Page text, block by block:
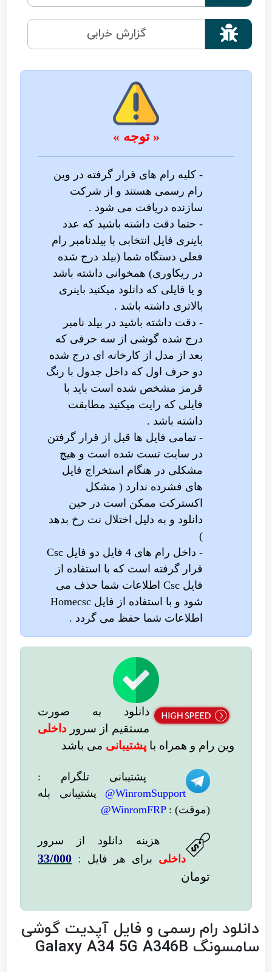
 گزارش خرابی
« توجه »
- کلیه رام های قرار گرفته در وین
رام رسمی هستند و از شرکت
سازنده دریافت می شود .
- حتما دقت داشته باشید که عدد
باینری فایل انتخابی با بیلدنامبر رام
فعلی دستگاه شما (بیلد درج شده
در ریکاوری) همخوانی داشته باشد
و یا فایلی که دانلود میکنید باینری
بالاتری داشته باشد .
- دقت داشته باشید در بیلد نامبر
درج شده گوشی از سه حرفی که
بعد از مدل از کارخانه ای درج شده
دو حرف اول که داخل جدول با رنگ
قرمز مشخص شده است باید با
فایلی که رایت میکنید مطابقت
داشته باشد .
- تمامی فایل ها قبل از قرار گرفتن
در سایت تست شده است و هیچ
مشکلی در هنگام استخراج فایل
های فشرده ندارد ( مشکل
اکسترکت ممکن است در حین
دانلود و به دلیل اختلال نت رخ بدهد
)
- داخل رام های 4 فایل دو فایل Csc
قرار گرفته است که با استفاده از
فایل Csc اطلاعات شما حذف می
شود و با استفاده از فایل Homecsc
اطلاعات شما حفظ می گردد .
دانلود به صورت
مستقیم از سرورداخلی
وین رام و همراه باپشتیبانی می باشد
پشتیبانی تلگرام :
WinromSupport@
پشتیبانی بله
(موقت) : WinromFRP@
هزینه دانلود از سرور
داخلی برای هر فایل :
33/000
تومان
دانلود رام رسمی و فایل آپدیت گوشی
سامسونگ Galaxy A34 5G A346B